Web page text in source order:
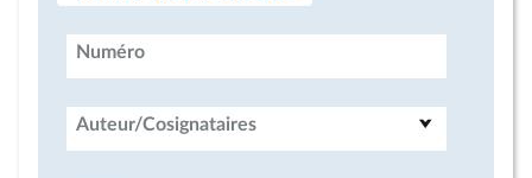
Numéro
Auteur/Cosignataires